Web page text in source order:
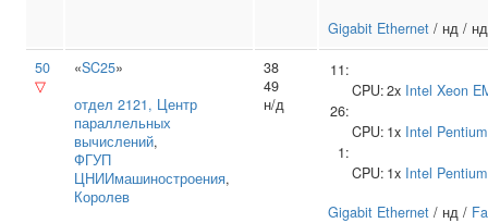
Gigabit Ethernet / нд / нд
50
▽
«SC25»
отдел 2121, Центр
параллельных
вычислений,
ФГУП
ЦНИИмашиностроения,
Королев
38
49
н/д
11:
CPU:2x Intel Xeon
26:
CPU: 1x Intel
1:
CPU: 1x Intel
Gigabit Ethernet / нд /